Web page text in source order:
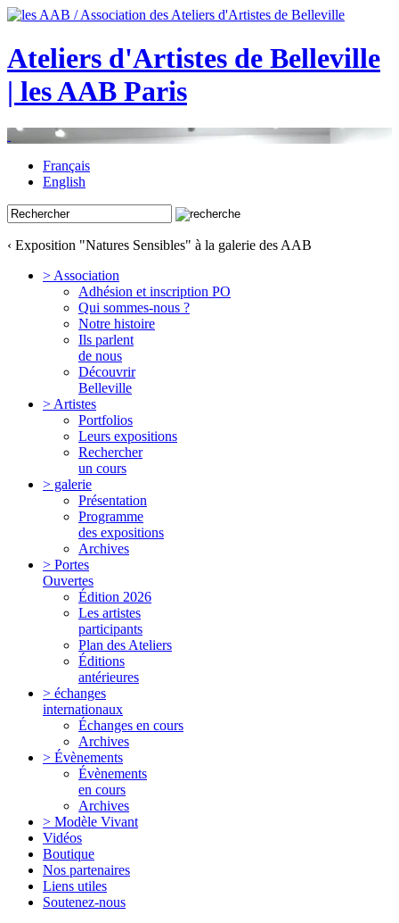
Ateliers d'Artistes de Belleville
| les AAB Paris
Français
English
‹ Exposition "Natures Sensibles" à la galerie des AAB
> Association
Adhésion et inscription PO
Qui sommes-nous ?
Notre histoire
Ils parlent
de nous
Découvrir
Belleville
> Artistes
Portfolios
Leurs expositions
Rechercher
un cours
> galerie
Présentation
Programme
des expositions
Archives
> Portes
Ouvertes
Édition 2026
Les artistes
participants
Plan des Ateliers
Éditions
antérieures
> échanges
internationaux
Échanges en cours
Archives
> Évènements
Évènements
en cours
Archives
> Modèle Vivant
Vidéos
Boutique
Nos partenaires
Liens utiles
Soutenez-nous